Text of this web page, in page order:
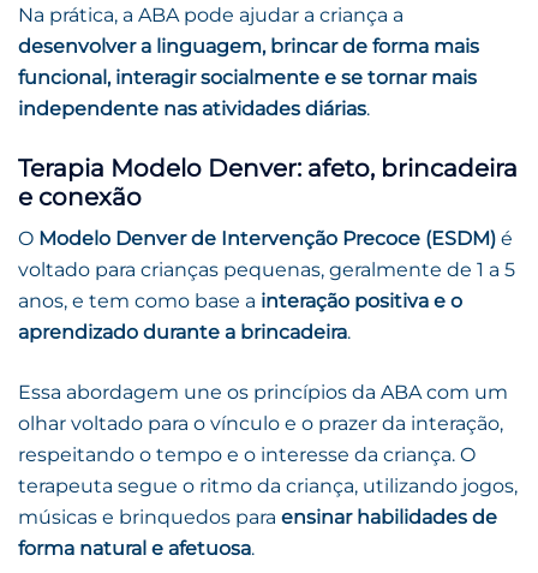
Na prática, a ABA pode ajudar a criança a
desenvolver a linguagem, brincar de forma mais
funcional, interagir socialmente e se tornar mais
independente nas atividades diárias.
Terapia Modelo Denver: afeto, brincadeira
e conexão
O Modelo Denver de Intervenção Precoce (ESDM) é
voltado para crianças pequenas, geralmente de 1 a 5
anos, e tem como base a interação positiva e o
aprendizado durante a brincadeira.
Essa abordagem une os princípios da ABA com um
olhar voltado para o vínculo e o prazer da interação,
respeitando o tempo e o interesse da criança. O
terapeuta segue o ritmo da criança, utilizando jogos,
músicas e brinquedos para ensinar habilidades de
forma natural e afetuosa.